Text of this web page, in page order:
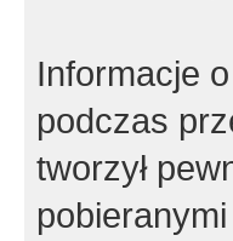
Informacje
podczas
tworzył